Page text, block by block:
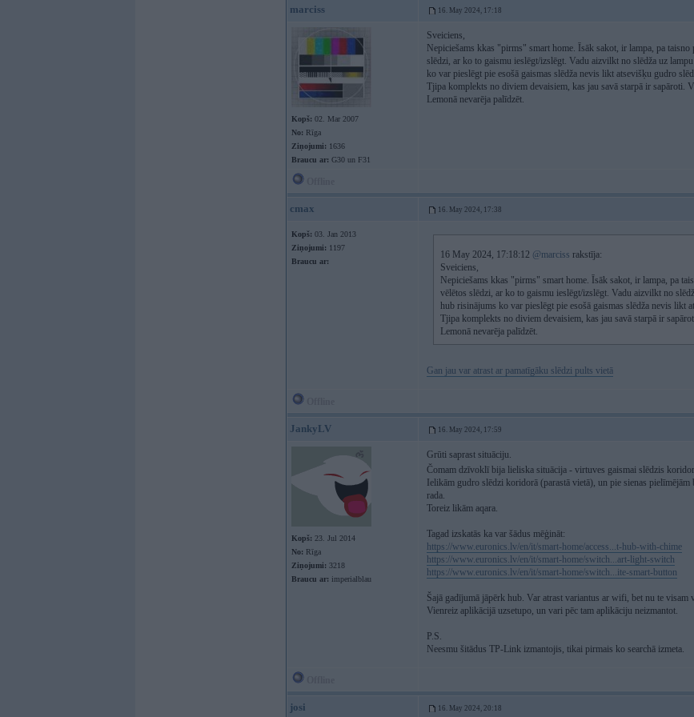
marciss 16. May 2024, 17:18
Kopš: 02. Mar 2007
No: Rīga
Ziņojumi: 1636
Braucu ar: G30 un F31
Sveiciens,
Nepiciešams kkas "pirms" smart home. Īsāk sakot, ir lampa, pa
slēdzi, ar ko to gaismu ieslēgt/izslēgt. Vadu aizvilkt no slēdža uz
ko var pieslēgt pie esošā gaismas slēdža nevis likt atsevišķu gudro
Tjipa komplekts no diviem devaisiem, kas jau savā starpā ir sapāroti.
Lemonā nevarēja palīdzēt.
cmax 16. May 2024, 17:38
Kopš: 03. Jan 2013
Ziņojumi: 1197
Braucu ar:
16 May 2024, 17:18:12 @marciss rakstīja:
Sveiciens,
Nepiciešams kkas "pirms" smart home. Īsāk sakot, ir lampa, pa
vēlētos slēdzi, ar ko to gaismu ieslēgt/izslēgt. Vadu aizvilkt no
hub risinājums ko var pieslēgt pie esošā gaismas slēdža nevis likt
Tjipa komplekts no diviem devaisiem, kas jau savā starpā ir
Lemonā nevarēja palīdzēt.
Gan jau var atrast ar pamatīgāku slēdzi pults vietā
JankyLV 16. May 2024, 17:59
Kopš: 23. Jul 2014
No: Rīga
Ziņojumi: 3218
Braucu ar: imperialblau
Grūti saprast situāciju.
Čomam dzīvoklī bija lieliska situācija - virtuves gaismai slēdzis
Ielikām gudro slēdzi koridorā (parastā vietā), un pie sienas
rada.
Toreiz likām aqara.
Tagad izskatās ka var šādus mēģināt:
https://www.euronics.lv/en/it/smart-home/access...t-hub-with-chime
https://www.euronics.lv/en/it/smart-home/switch...art-light-switch
https://www.euronics.lv/en/it/smart-home/switch...ite-smart-button
Šajā gadījumā jāpērk hub. Var atrast variantus ar wifi, bet nu te visam
Vienreiz aplikācijā uzsetupo, un vari pēc tam aplikāciju neizmantot.
P.S.
Neesmu šitādus TP-Link izmantojis, tikai pirmais ko searchā izmeta.
josi 16. May 2024, 20:18